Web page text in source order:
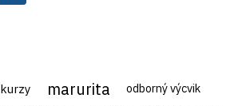
kurzy marurita odborný výcvik